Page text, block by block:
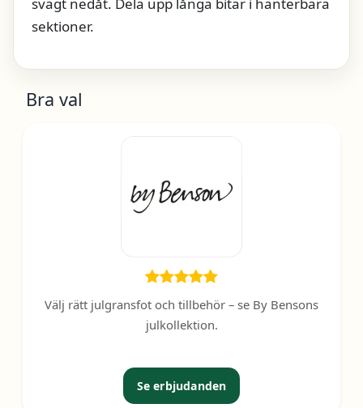
sektioner.
Bra val
Välj rätt julgransfot och tillbehör – se By Bensons
julkollektion.
Se erbjudanden